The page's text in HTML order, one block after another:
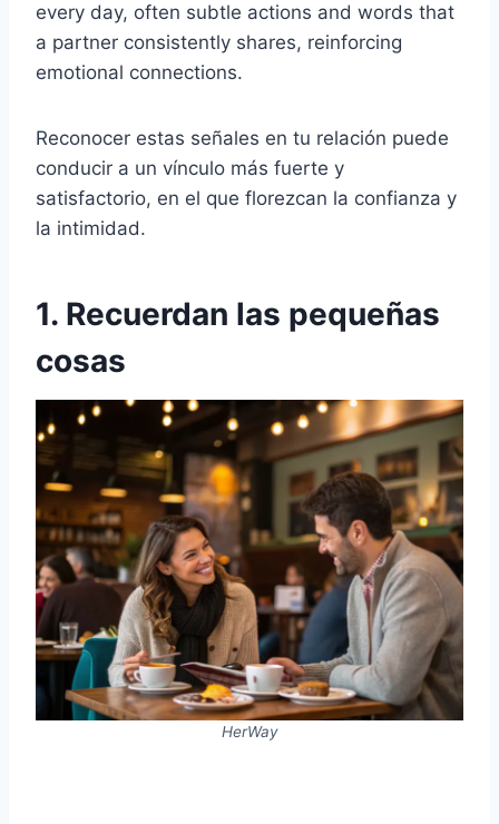
every day, often subtle actions and words that
a partner consistently shares, reinforcing
emotional connections.
Reconocer estas señales en tu relación puede
conducir a un vínculo más fuerte y
satisfactorio, en el que florezcan la confianza y
la intimidad.
1. Recuerdan las pequeñas
cosas
HerWay